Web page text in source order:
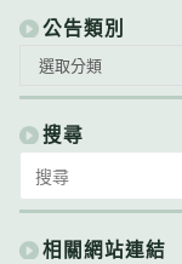
公告類別
類
別
選取分類
搜尋
for:
相關網站連結